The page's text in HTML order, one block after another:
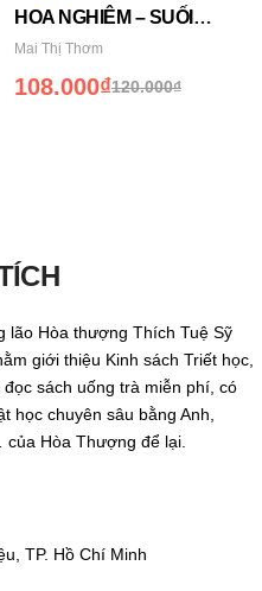
HOA NGHIÊM – SUỐI
NGUỒN VĂN HÓA PHẬT
GIÁO THỜI TRẦN
Mai Thị Thơm
120.000₫
Giá
108.000₫
Giá
lão Hòa thượng Thích Tuệ Sỹ
giới thiệu Kinh sách Triết học,
sách uống trà miễn phí, có
học chuyên sâu bằng Anh,
Hòa Thượng để lại.
TP. Hồ Chí Minh